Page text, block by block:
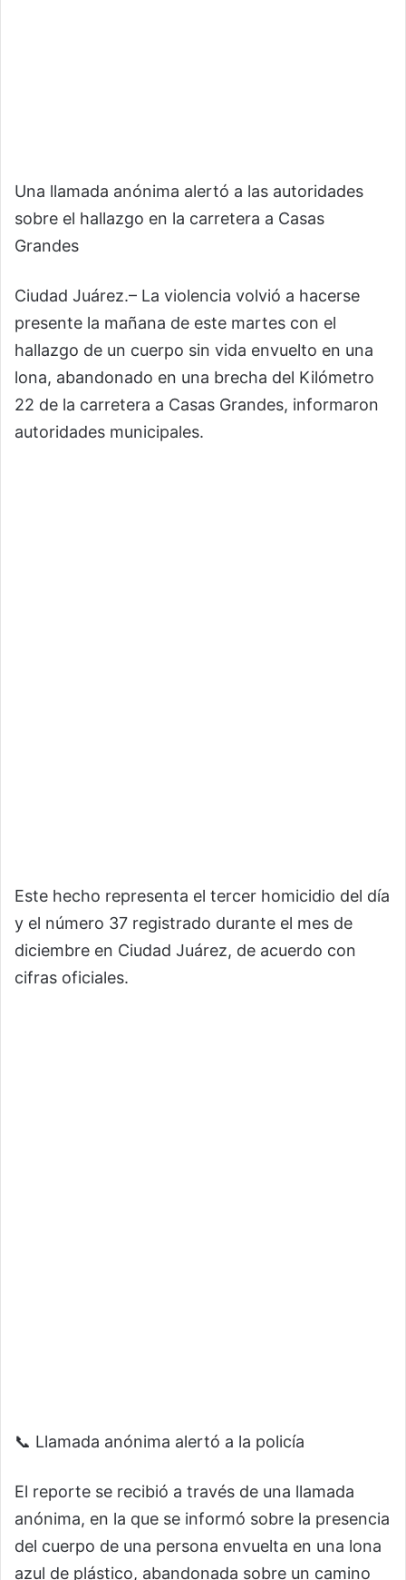
Una llamada anónima alertó a las autoridades
sobre el hallazgo en la carretera a Casas
Grandes
Ciudad Juárez.– La violencia volvió a hacerse
presente la mañana de este martes con el
hallazgo de un cuerpo sin vida envuelto en una
lona, abandonado en una brecha del Kilómetro
22 de la carretera a Casas Grandes, informaron
autoridades municipales.
Este hecho representa el tercer homicidio del día
y el número 37 registrado durante el mes de
diciembre en Ciudad Juárez, de acuerdo con
cifras oficiales.
📞 Llamada anónima alertó a la policía
El reporte se recibió a través de una llamada
anónima, en la que se informó sobre la presencia
del cuerpo de una persona envuelta en una lona
azul de plástico, abandonada sobre un camino